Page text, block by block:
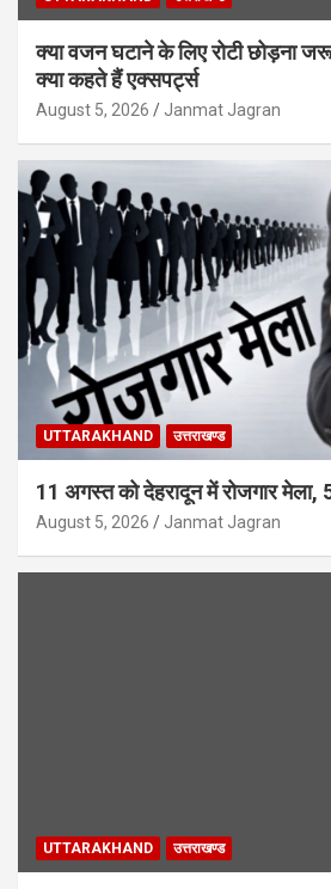
क्या वजन घटाने के लिए रोटी छोड़ना
क्या कहते हैं एक्सपर्ट्स
August 5, 2026 Janmat Jagran
UTTARAKHAND उत्तराखण्ड
11 अगस्त को देहरादून में रोजगार मेला,
August 5, 2026 Janmat Jagran
UTTARAKHAND उत्तराखण्ड